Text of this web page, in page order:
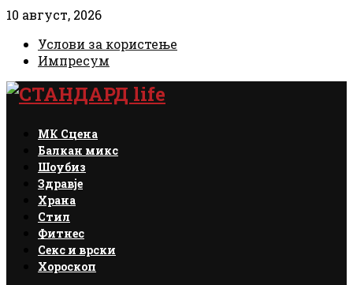
10 август, 2026
Услови за користење
Импресум
Facebook
Instagram
Email
Rss
МК Сцена
Балкан микс
Шоубиз
Здравје
Храна
Стил
Фитнес
Секс и врски
Хороскоп